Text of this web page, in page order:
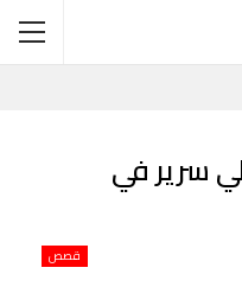
سرير في
قصص